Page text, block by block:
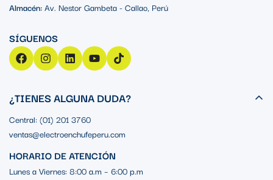
Almacén:Av. Nestor Gambeta - Callao, Perú
¿TIENES ALGUNA DUDA?
Central: (01) 201 3760
ventas@electroenchufeperu.com
HORARIO DE ATENCIÓN
Lunes a Viernes: 8:00 a.m – 6:00 p.m